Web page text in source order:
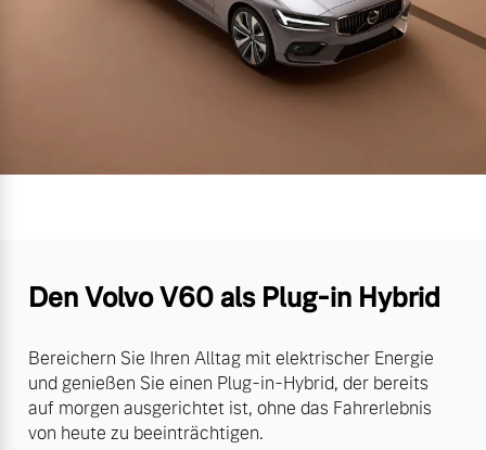
Den Volvo V60 als Plug-in Hybrid
Bereichern Sie Ihren Alltag mit elektrischer Energie
und genießen Sie einen Plug-in-Hybrid, der bereits
auf morgen ausgerichtet ist, ohne das Fahrerlebnis
von heute zu beeinträchtigen.